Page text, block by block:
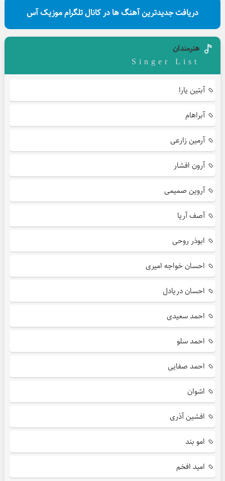
دریافت جدیدترین آهنگ ها در کانال تلگرام موزیک آس
هنرمندان
Singer List
آبتین یارا
آبراهام
آرمین زارعی
آرون افشار
آروین صمیمی
آصف آریا
ابوذر روحی
احسان خواجه امیری
احسان دریادل
احمد سعیدی
احمد سلو
احمد صفایی
اشوان
افشین آذری
امو بند
امید افخم